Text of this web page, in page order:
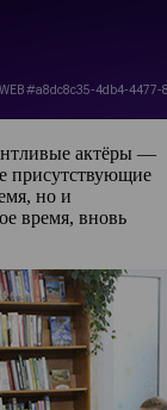
актёры —
присутствующие
но и
время, вновь